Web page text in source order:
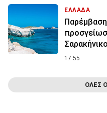
ΕΛΛΑΔΑ
Παρέμβαση
17:55
ΟΛΕΣ